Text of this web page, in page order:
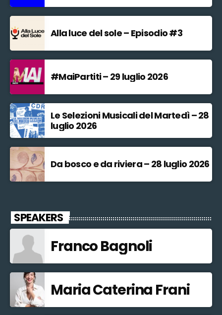
Alla luce del sole – Episodio #3
#MaiPartiti – 29 luglio 2026
Le Selezioni Musicali del Martedì – 28
luglio 2026
Da bosco e da riviera – 28 luglio 2026
SPEAKERS
Franco Bagnoli
Maria Caterina Frani